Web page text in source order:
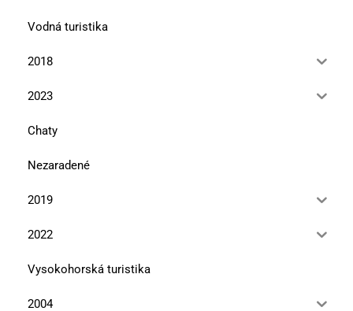
Vodná turistika
2018
2023
Chaty
Nezaradené
2019
2022
Vysokohorská turistika
2004